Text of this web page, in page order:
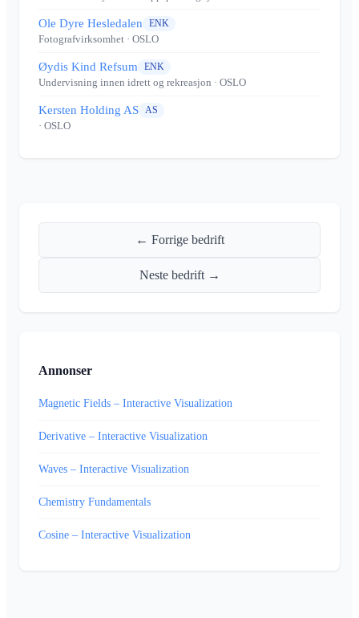
Ole Dyre Hesledalen ENK
Fotografvirksomhet · OSLO
Øydis Kind Refsum ENK
Undervisning innen idrett og rekreasjon · OSLO
Kersten Holding AS AS
· OSLO
← Forrige bedrift
Neste bedrift →
Annonser
Magnetic Fields – Interactive Visualization
Derivative – Interactive Visualization
Waves – Interactive Visualization
Chemistry Fundamentals
Cosine – Interactive Visualization